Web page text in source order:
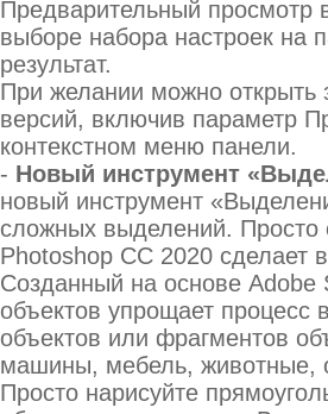
Предварительный просмотр
выборе набора настроек на
результат.
При желании можно открыть
версий, включив параметр
контекстном меню панели.
- Новый инструмент
новый инструмент
сложных выделений. Просто
Photoshop CC 2020 сделает
Созданный на основе
объектов упрощает процесс
объектов или фрагментов
машины, мебель, животные,
Просто нарисуйте